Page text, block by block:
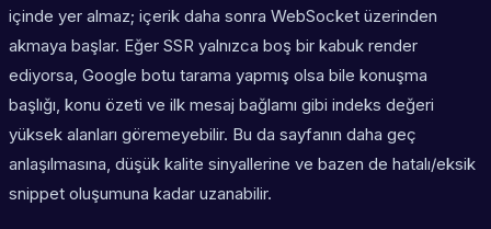
içinde yer almaz; içerik daha sonra WebSocket üzerinden
akmaya başlar. Eğer SSR yalnızca boş bir kabuk render
ediyorsa, Google botu tarama yapmış olsa bile konuşma
başlığı, konu özeti ve ilk mesaj bağlamı gibi indeks değeri
yüksek alanları göremeyebilir. Bu da sayfanın daha geç
anlaşılmasına, düşük kalite sinyallerine ve bazen de hatalı/eksik
snippet oluşumuna kadar uzanabilir.